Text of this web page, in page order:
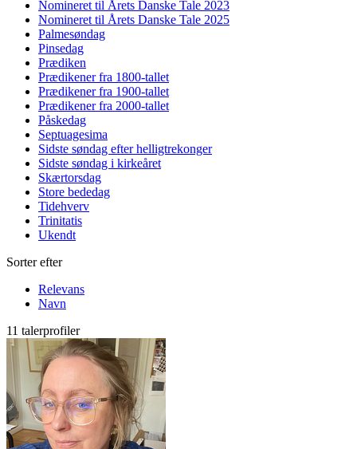
Nomineret til Årets Danske Tale 2023
Nomineret til Årets Danske Tale 2025
Palmesøndag
Pinsedag
Prædiken
Prædikener fra 1800-tallet
Prædikener fra 1900-tallet
Prædikener fra 2000-tallet
Påskedag
Septuagesima
Sidste søndag efter helligtrekonger
Sidste søndag i kirkeåret
Skærtorsdag
Store bededag
Tidehverv
Trinitatis
Ukendt
Sorter efter
Relevans
Navn
11 talerprofiler